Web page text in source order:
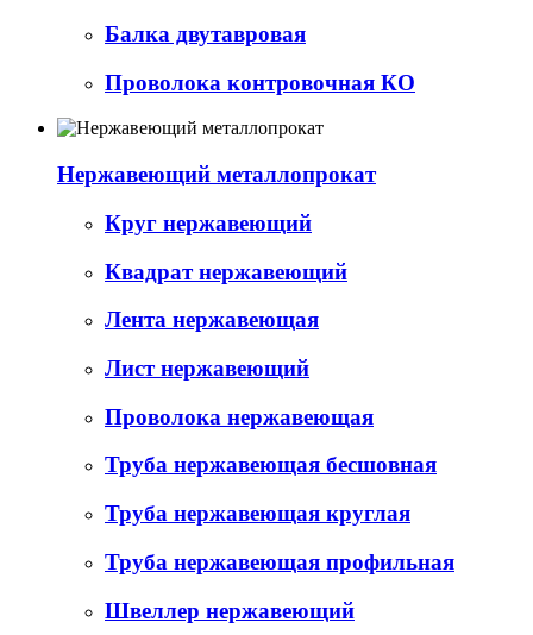
Балка двутавровая
Проволока контровочная КО
Нержавеющий металлопрокат
Круг нержавеющий
Квадрат нержавеющий
Лента нержавеющая
Лист нержавеющий
Проволока нержавеющая
Труба нержавеющая бесшовная
Труба нержавеющая круглая
Труба нержавеющая профильная
Швеллер нержавеющий